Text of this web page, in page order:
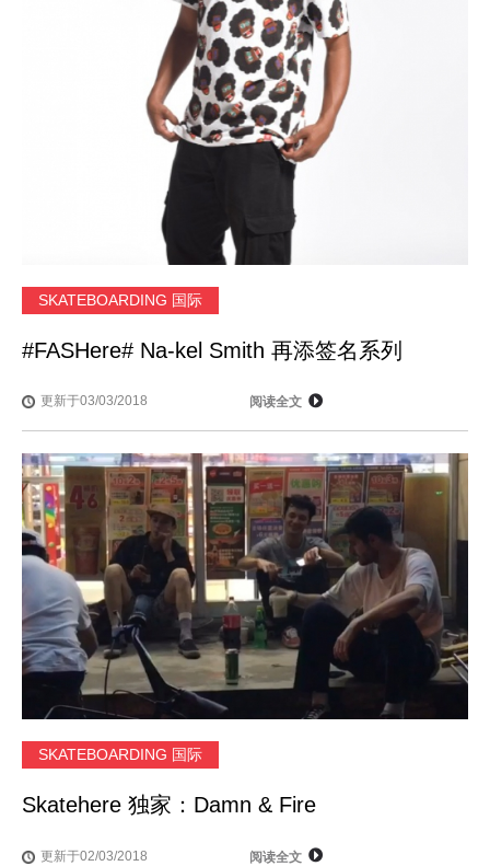
SKATEBOARDING 国际
#FASHere# Na-kel Smith 再添签名系列
更新于03/03/2018 阅读全文
SKATEBOARDING 国际
Skatehere 独家：Damn & Fire
更新于02/03/2018 阅读全文